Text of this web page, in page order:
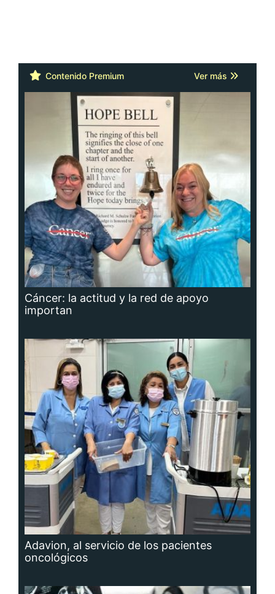
Contenido Premium Ver más
Cáncer: la actitud y la red de apoyo
importan
Adavion, al servicio de los pacientes
oncológicos